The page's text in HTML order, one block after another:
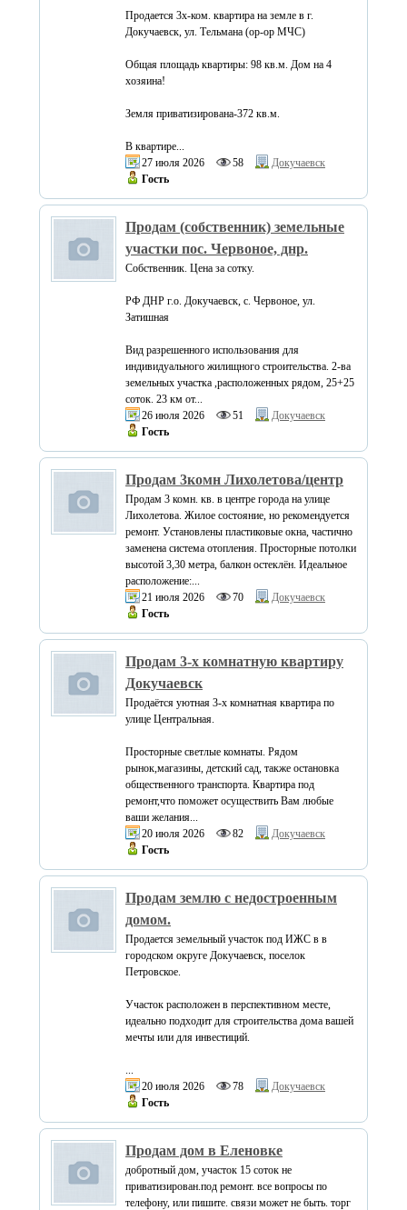
Продается 3х-ком. квартира на земле в г.
Докучаевск, ул. Тельмана (ор-ор МЧС)
Общая площадь квартиры: 98 кв.м. Дом на 4
хозяина!
Земля приватизирована-372 кв.м.
В квартире...
27 июля 2026
58
Докучаевск
Гость
Продам (собственник) земельные
участки пос. Червоное, днр.
Собственник. Цена за сотку.
РФ ДНР г.о. Докучаевск, с. Червоное, ул.
Затишная
Вид разрешенного использования для
индивидуального жилищного строительства. 2-ва
земельных участка ,расположенных рядом, 25+25
соток. 23 км от...
26 июля 2026
51
Докучаевск
Гость
Продам 3комн Лихолетова/центр
Продам 3 комн. кв. в центре города на улице
Лихолетова. Жилое состояние, но рекомендуется
ремонт. Установлены пластиковые окна, частично
заменена система отопления. Просторные потолки
высотой 3,30 метра, балкон остеклён. Идеальное
расположение:...
21 июля 2026
70
Докучаевск
Гость
Продам 3-х комнатную квартиру
Докучаевск
Продаётся уютная 3-х комнатная квартира по
улице Центральная.
Просторные светлые комнаты. Рядом
рынок,магазины, детский сад, также остановка
общественного транспорта. Квартира под
ремонт,что поможет осуществить Вам любые
ваши желания...
20 июля 2026
82
Докучаевск
Гость
Продам землю с недостроенным
домом.
Продается земельный участок под ИЖС в в
городском округе Докучаевск, поселок
Петровское.
Участок расположен в перспективном месте,
идеально подходит для строительства дома вашей
мечты или для инвестиций.
...
20 июля 2026
78
Докучаевск
Гость
Продам дом в Еленовке
добротный дом, участок 15 соток не
приватизирован.под ремонт. все вопросы по
телефону, или пишите. связи может не быть. торг